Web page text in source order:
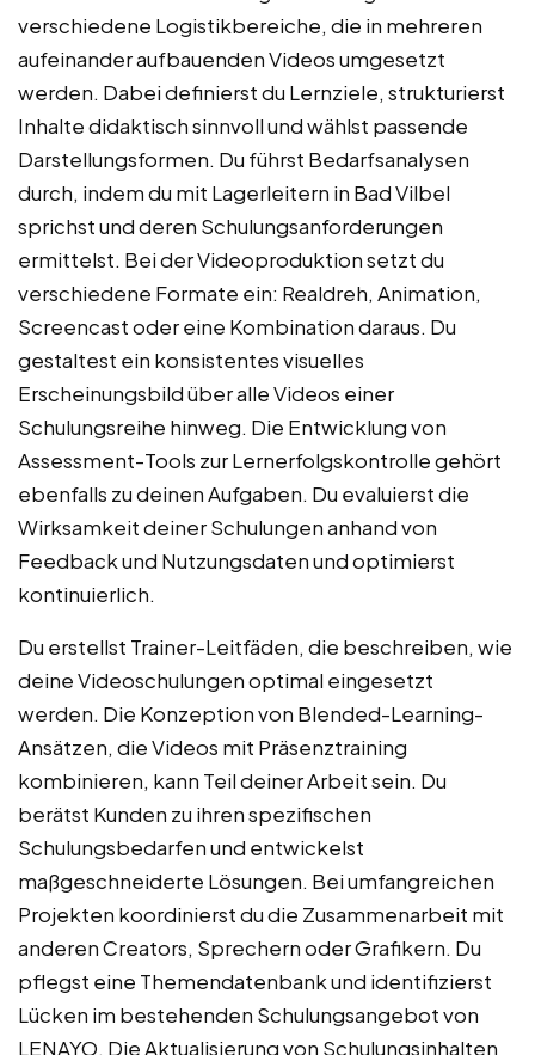
verschiedene Logistikbereiche, die in mehreren
aufeinander aufbauenden Videos umgesetzt
werden. Dabei definierst du Lernziele, strukturierst
Inhalte didaktisch sinnvoll und wählst passende
Darstellungsformen. Du führst Bedarfsanalysen
durch, indem du mit Lagerleitern in Bad Vilbel
sprichst und deren Schulungsanforderungen
ermittelst. Bei der Videoproduktion setzt du
verschiedene Formate ein: Realdreh, Animation,
Screencast oder eine Kombination daraus. Du
gestaltest ein konsistentes visuelles
Erscheinungsbild über alle Videos einer
Schulungsreihe hinweg. Die Entwicklung von
Assessment-Tools zur Lernerfolgskontrolle gehört
ebenfalls zu deinen Aufgaben. Du evaluierst die
Wirksamkeit deiner Schulungen anhand von
Feedback und Nutzungsdaten und optimierst
kontinuierlich.
Du erstellst Trainer-Leitfäden, die beschreiben, wie
deine Videoschulungen optimal eingesetzt
werden. Die Konzeption von Blended-Learning-
Ansätzen, die Videos mit Präsenztraining
kombinieren, kann Teil deiner Arbeit sein. Du
berätst Kunden zu ihren spezifischen
Schulungsbedarfen und entwickelst
maßgeschneiderte Lösungen. Bei umfangreichen
Projekten koordinierst du die Zusammenarbeit mit
anderen Creators, Sprechern oder Grafikern. Du
pflegst eine Themendatenbank und identifizierst
Lücken im bestehenden Schulungsangebot von
LENAYO. Die Aktualisierung von Schulungsinhalten